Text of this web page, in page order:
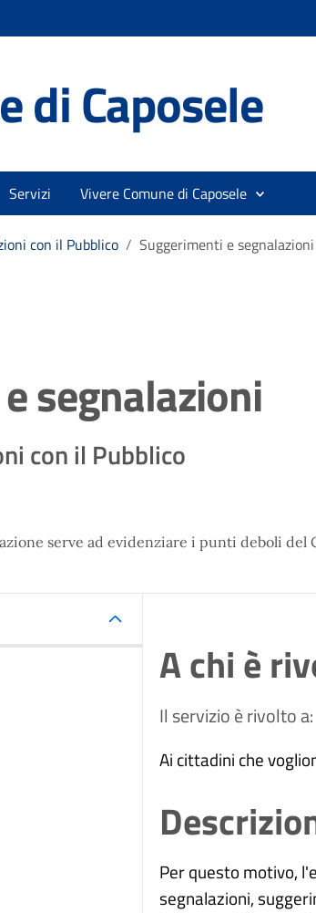
di Caposele
Servizi Vivere Comune di Caposele
con il Pubblico / Suggerimenti e segnalazioni
segnalazioni
con il Pubblico
serve ad evidenziare i punti deboli
A chi è
Il servizio è rivolto a:
Ai cittadini che
Per questo motivo,
segnalazioni,